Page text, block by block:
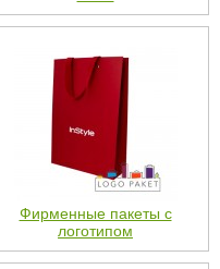
Фирменные пакеты с
логотипом